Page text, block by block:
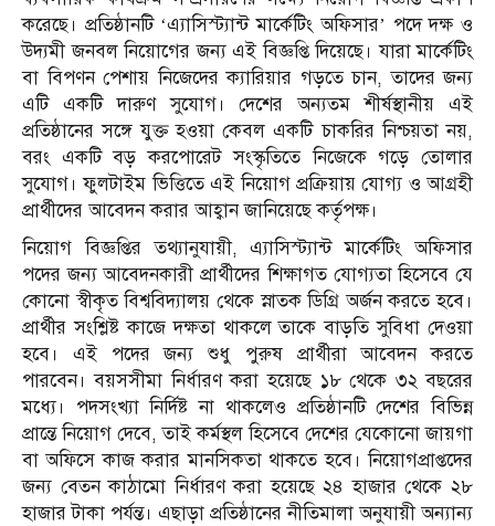
করেছে। প্রতিষ্ঠানটি ‘এ্যাসিস্ট্যান্ট মার্কেটিং অফিসার’ পদে দক্ষ ও
উদ্যমী জনবল নিয়োগের জন্য এই বিজ্ঞপ্তি দিয়েছে। যারা মার্কেটিং
বা বিপণন পেশায় নিজেদের ক্যারিয়ার গড়তে চান, তাদের জন্য
এটি একটি দারুণ সুযোগ। দেশের অন্যতম শীর্ষস্থানীয় এই
প্রতিষ্ঠানের সঙ্গে যুক্ত হওয়া কেবল একটি চাকরির নিশ্চয়তা নয়,
বরং একটি বড় করপোরেট সংস্কৃতিতে নিজেকে গড়ে তোলার
সুযোগ। ফুলটাইম ভিত্তিতে এই নিয়োগ প্রক্রিয়ায় যোগ্য ও আগ্রহী
প্রার্থীদের আবেদন করার আহ্বান জানিয়েছে কর্তৃপক্ষ।
নিয়োগ বিজ্ঞপ্তির তথ্যানুযায়ী, এ্যাসিস্ট্যান্ট মার্কেটিং অফিসার
পদের জন্য আবেদনকারী প্রার্থীদের শিক্ষাগত যোগ্যতা হিসেবে যে
কোনো স্বীকৃত বিশ্ববিদ্যালয় থেকে স্নাতক ডিগ্রি অর্জন করতে হবে।
প্রার্থীর সংশ্লিষ্ট কাজে দক্ষতা থাকলে তাকে বাড়তি সুবিধা দেওয়া
হবে। এই পদের জন্য শুধু পুরুষ প্রার্থীরা আবেদন করতে
পারবেন। বয়সসীমা নির্ধারণ করা হয়েছে ১৮ থেকে ৩২ বছরের
মধ্যে। পদসংখ্যা নির্দিষ্ট না থাকলেও প্রতিষ্ঠানটি দেশের বিভিন্ন
প্রান্তে নিয়োগ দেবে, তাই কর্মস্থল হিসেবে দেশের যেকোনো জায়গা
বা অফিসে কাজ করার মানসিকতা থাকতে হবে। নিয়োগপ্রাপ্তদের
জন্য বেতন কাঠামো নির্ধারণ করা হয়েছে ২৪ হাজার থেকে ২৮
হাজার টাকা পর্যন্ত। এছাড়া প্রতিষ্ঠানের নীতিমালা অনুযায়ী অন্যান্য